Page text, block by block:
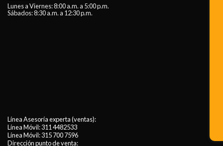
Lunes a Viernes: 8:00 a.m. a 5:00 p.m.
Sábados: 8:30 a.m. a 12:30 p.m.
Línea Asesoría experta (ventas):
Línea Móvil:311 4482533
Línea Móvil:315 700 7596
Dirección punto de venta: